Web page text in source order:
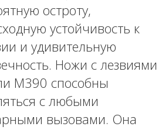
остроту,
устойчивость к
и удивительную
Ножи с лезвиями
M390 способны
с любыми
вызовами. Она